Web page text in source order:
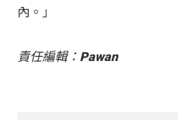
內。」
責任編輯：Pawan